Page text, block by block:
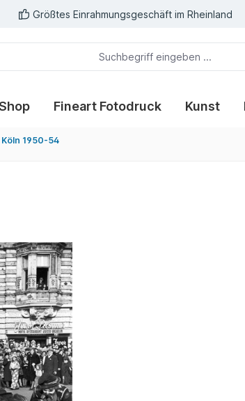
Größtes Einrahmungsgeschäft im Rheinland
Fineart Fotodruck Kunst
1950-54